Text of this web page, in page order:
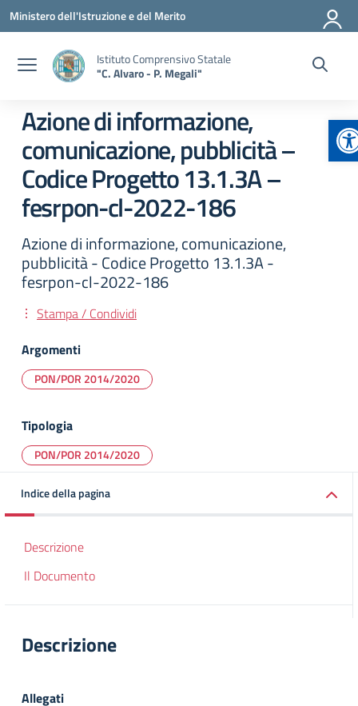
Vai ai contenuti
Vai al menu di navigazione
Vai al footer
Ministero dell'Istruzione e del Merito
Istituto Comprensivo Statale
"C. Alvaro - P. Megali"
Azione di informazione,
comunicazione, pubblicità –
Codice Progetto 13.1.3A –
fesrpon-cl-2022-186
Azione di informazione, comunicazione,
pubblicità - Codice Progetto 13.1.3A -
fesrpon-cl-2022-186
Stampa / Condividi
Argomenti
PON/POR 2014/2020
Tipologia
PON/POR 2014/2020
Indice della pagina
Descrizione
Il Documento
Descrizione
Allegati